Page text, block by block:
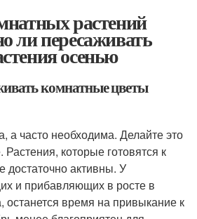
растений
ли пересаживать
осенью
комнатные цветы
а часто необходима. Делайте это
Растения, которые готовятся к
достаточно активны. У
и прибавляющих в росте в
останется время на привыкание к